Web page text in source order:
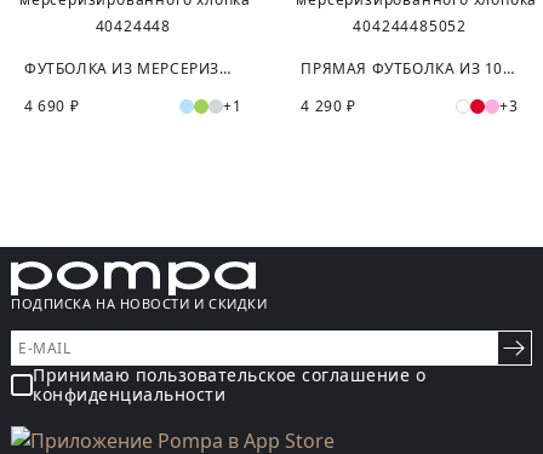
40424448
ФУТБОЛКА ИЗ МЕРСЕРИЗИРОВАННОГО ХЛОПКА
4 690 ₽
+1
404244485052
ПРЯМАЯ ФУТБОЛКА ИЗ 100% МЕРСЕРИЗИРОВАННОГО ХЛОПОКА
4 290 ₽
+3
ПОДПИСКА НА НОВОСТИ И СКИДКИ
Принимаю пользовательское соглашение о
конфиденциальности